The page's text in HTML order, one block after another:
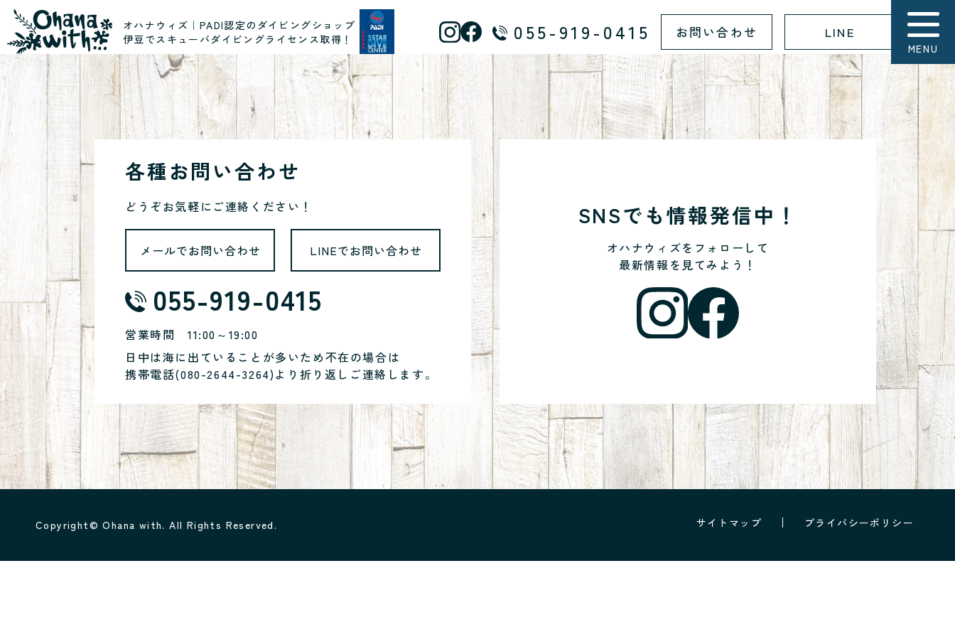
オハナウィズ｜PADI認定のダイビングショップ
伊豆でスキューバダイビングライセンス取得！
055-919-0415 お問い合わせ LINE
MENU
各種お問い合わせ
どうぞお気軽にご連絡ください！
メールでお問い合わせ LINEでお問い合わせ
055-919-0415
営業時間 11:00～19:00
日中は海に出ていることが多いため不在の場合は
携帯電話(080-2644-3264)より折り返しご連絡します。
SNSでも情報発信中！
オハナウィズをフォローして
最新情報を見てみよう！
サイトマップ プライバシーポリシー
Copyright© Ohana with. All Rights Reserved.